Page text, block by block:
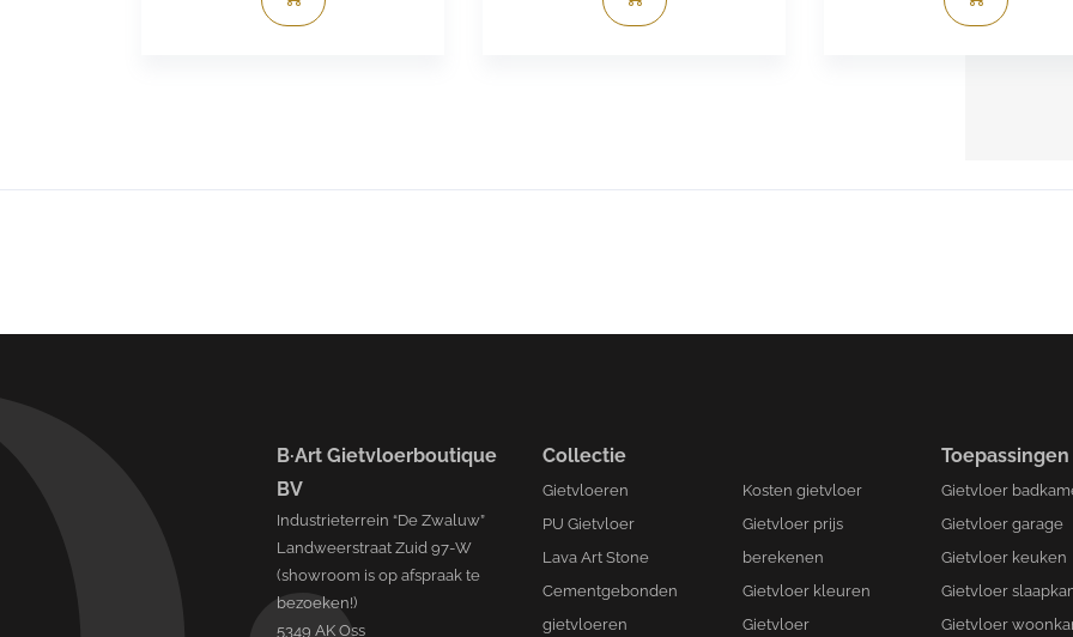
was:
was:
B·Art Gietvloerboutique
BV
Industrieterrein “De Zwaluw”
Landweerstraat Zuid 97-W
(showroom is op afspraak te
bezoeken!)
5349 AK Oss
Collectie
Gietvloeren
PU Gietvloer
Lava Art Stone
Cementgebonden
gietvloeren
Kosten gietvloer
Gietvloer prijs
berekenen
Gietvloer kleuren
Gietvloer
Toepassingen
Gietvloer
Gietvloer garage
Gietvloer keuken
Gietvloer
Gietvloer